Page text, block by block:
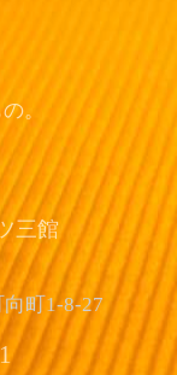
。
三館
町1-8-27